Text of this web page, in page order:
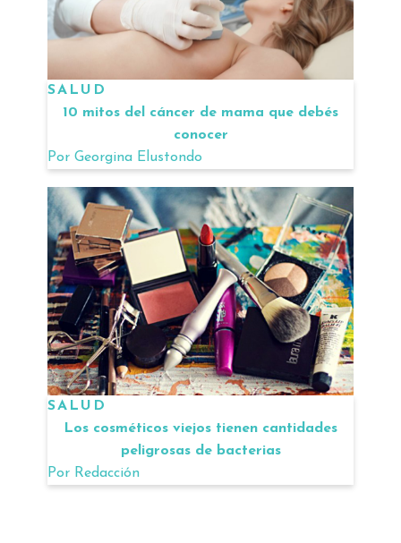
SALUD
10 mitos del cáncer de mama que debés
conocer
Por Georgina Elustondo
SALUD
Los cosméticos viejos tienen cantidades
peligrosas de bacterias
Por Redacción